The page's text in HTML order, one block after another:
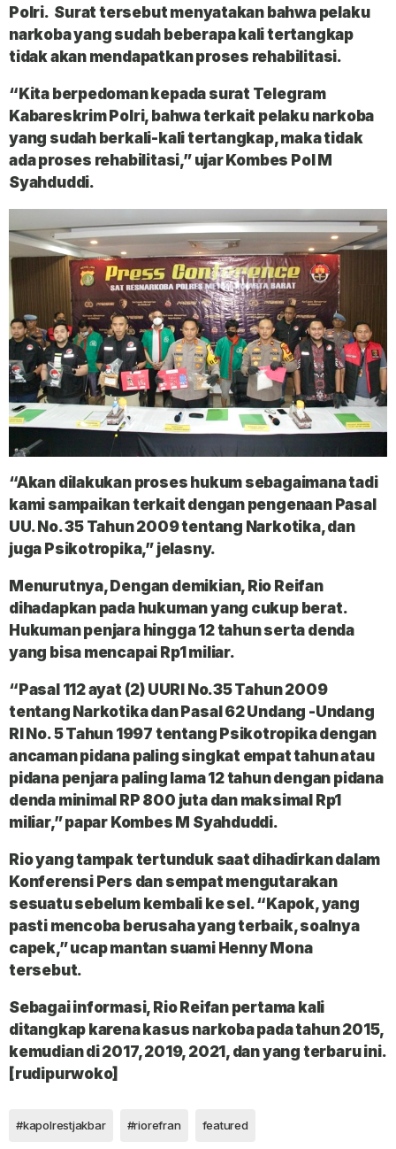
Polri. Surat tersebut menyatakan bahwa pelaku
narkoba yang sudah beberapa kali tertangkap
tidak akan mendapatkan proses rehabilitasi.
“Kita berpedoman kepada surat Telegram
Kabareskrim Polri, bahwa terkait pelaku narkoba
yang sudah berkali-kali tertangkap, maka tidak
ada proses rehabilitasi,” ujar Kombes Pol M
Syahduddi.
“Akan dilakukan proses hukum sebagaimana tadi
kami sampaikan terkait dengan pengenaan Pasal
UU. No. 35 Tahun 2009 tentang Narkotika, dan
juga Psikotropika,” jelasny.
Menurutnya, Dengan demikian, Rio Reifan
dihadapkan pada hukuman yang cukup berat.
Hukuman penjara hingga 12 tahun serta denda
yang bisa mencapai Rp1 miliar.
“Pasal 112 ayat (2) UURI No.35 Tahun 2009
tentang Narkotika dan Pasal 62 Undang -Undang
RI No. 5 Tahun 1997 tentang Psikotropika dengan
ancaman pidana paling singkat empat tahun atau
pidana penjara paling lama 12 tahun dengan pidana
denda minimal RP 800 juta dan maksimal Rp1
miliar,” papar Kombes M Syahduddi.
Rio yang tampak tertunduk saat dihadirkan dalam
Konferensi Pers dan sempat mengutarakan
sesuatu sebelum kembali ke sel. “Kapok, yang
pasti mencoba berusaha yang terbaik, soalnya
capek,” ucap mantan suami Henny Mona
tersebut.
Sebagai informasi, Rio Reifan pertama kali
ditangkap karena kasus narkoba pada tahun 2015,
kemudian di 2017, 2019, 2021, dan yang terbaru ini.
[rudipurwoko]
#kapolrestjakbar #riorefran featured